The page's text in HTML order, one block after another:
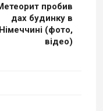
пробив
дах будинку в
Німеччині (фото,
відео)